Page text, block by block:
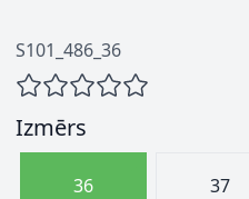
S101_486_36
Izmērs
36 37